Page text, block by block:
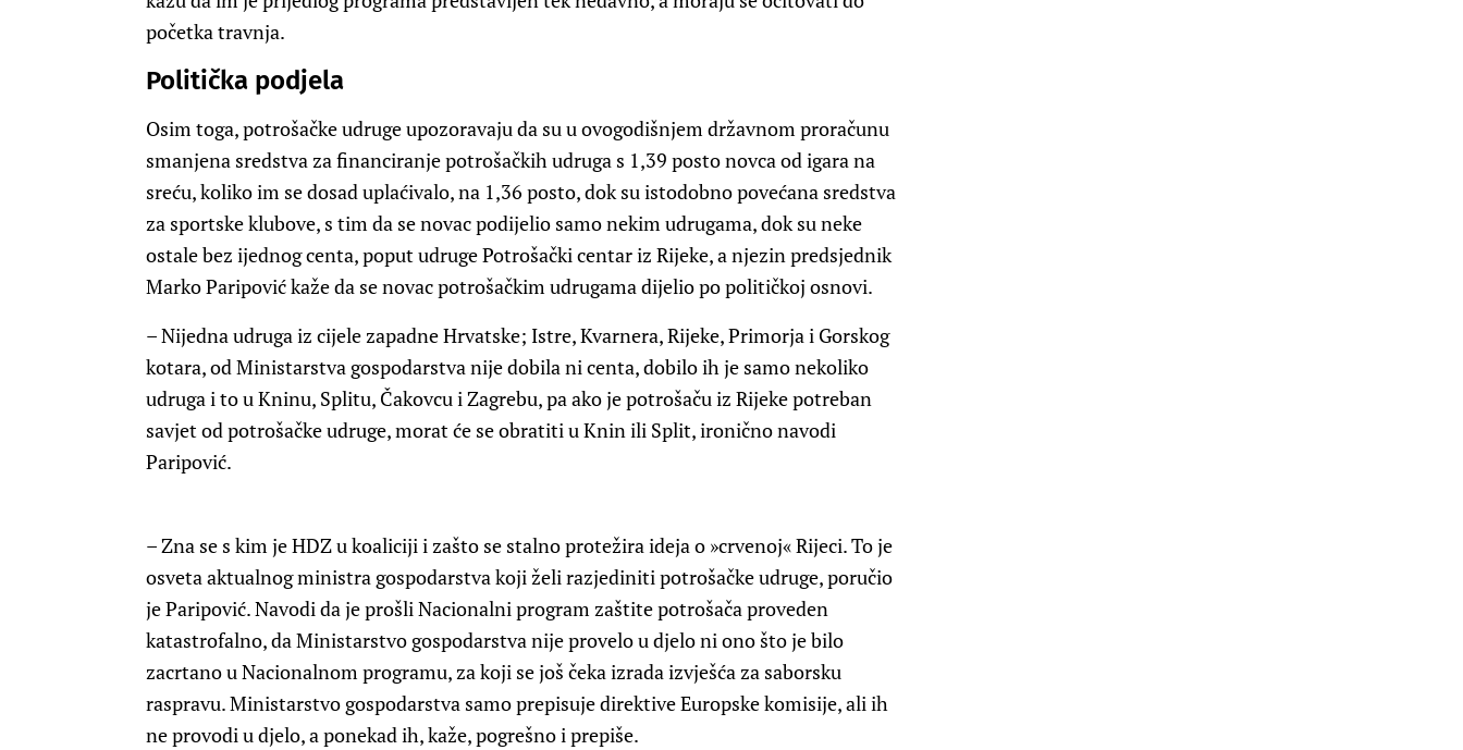
početka travnja.
Politička podjela
Osim toga, potrošačke udruge upozoravaju da su u ovogodišnjem državnom proračunu
smanjena sredstva za financiranje potrošačkih udruga s 1,39 posto novca od igara na
sreću, koliko im se dosad uplaćivalo, na 1,36 posto, dok su istodobno povećana sredstva
za sportske klubove, s tim da se novac podijelio samo nekim udrugama, dok su neke
ostale bez ijednog centa, poput udruge Potrošački centar iz Rijeke, a njezin predsjednik
Marko Paripović kaže da se novac potrošačkim udrugama dijelio po političkoj osnovi.
– Nijedna udruga iz cijele zapadne Hrvatske; Istre, Kvarnera, Rijeke, Primorja i Gorskog
kotara, od Ministarstva gospodarstva nije dobila ni centa, dobilo ih je samo nekoliko
udruga i to u Kninu, Splitu, Čakovcu i Zagrebu, pa ako je potrošaču iz Rijeke potreban
savjet od potrošačke udruge, morat će se obratiti u Knin ili Split, ironično navodi
Paripović.
– Zna se s kim je HDZ u koaliciji i zašto se stalno protežira ideja o »crvenoj« Rijeci. To je
osveta aktualnog ministra gospodarstva koji želi razjediniti potrošačke udruge, poručio
je Paripović. Navodi da je prošli Nacionalni program zaštite potrošača proveden
katastrofalno, da Ministarstvo gospodarstva nije provelo u djelo ni ono što je bilo
zacrtano u Nacionalnom programu, za koji se još čeka izrada izvješća za saborsku
raspravu. Ministarstvo gospodarstva samo prepisuje direktive Europske komisije, ali ih
ne provodi u djelo, a ponekad ih, kaže, pogrešno i prepiše.